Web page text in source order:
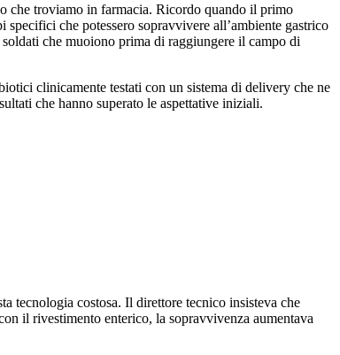
che troviamo in farmacia. Ricordo quando il primo
che potessero sopravvivere all’ambiente gastrico
che muoiono prima di raggiungere il campo di
clinicamente testati con un sistema di delivery che ne
che hanno superato le aspettative iniziali.
tecnologia costosa. Il direttore tecnico insisteva che
il rivestimento enterico, la sopravvivenza aumentava